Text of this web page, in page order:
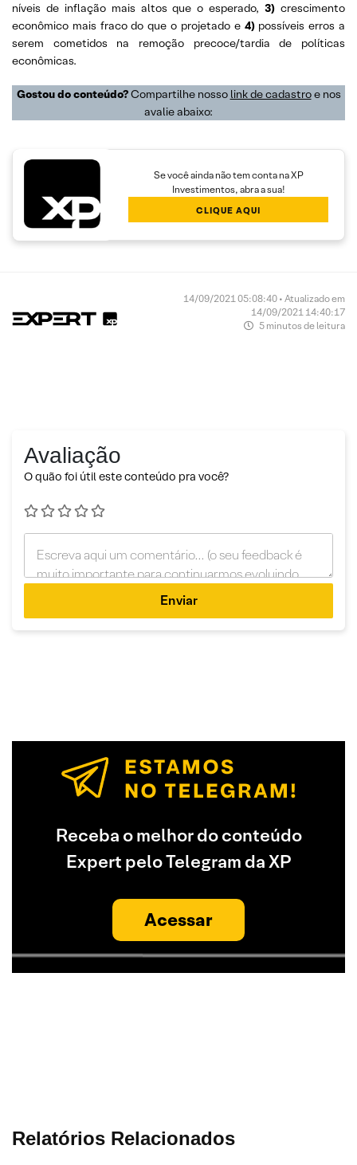
níveis de inflação mais altos que o esperado,3) crescimento
econômico mais fraco do que o projetado e 4)possíveis erros a
serem cometidos na remoção precoce/tardia de políticas
econômicas.
Gostou do conteúdo?Compartilhe nosso link de cadastroe nos
avalie abaixo:
Se você ainda não tem conta na XP
Investimentos, abra a sua!
CLIQUE AQUI
14/09/2021 05:08:40 • Atualizado em
14/09/2021 14:40:17
5 minutos de leitura
Avaliação
O quão foi útil este conteúdo pra você?
Enviar
Receba o melhor do conteúdo
Expert pelo Telegram da XP
Acessar
Relatórios Relacionados